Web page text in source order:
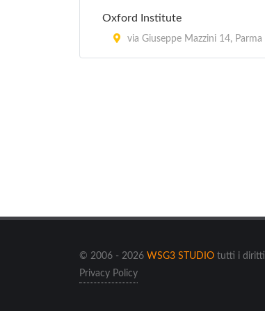
Oxford Institute
via Giuseppe Mazzini 14, Parma
© 2006 - 2026 WSG3 STUDIO tutti i diritti
Privacy Policy